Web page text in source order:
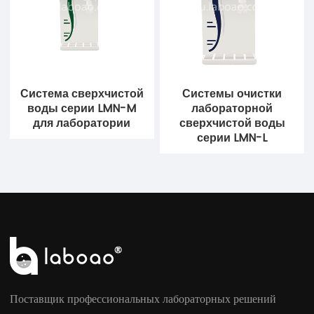
Система сверхчистой
воды серии LMN-M
для лаборатории
Системы очистки
лабораторной
сверхчистой воды
серии LMN-L
Поставщик профессиональных лабораторных решений